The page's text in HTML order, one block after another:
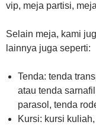
vip, meja partisi,
Selain meja, kami
lainnya juga seperti:
Tenda: tenda
atau tenda
parasol, tenda
Kursi: kursi